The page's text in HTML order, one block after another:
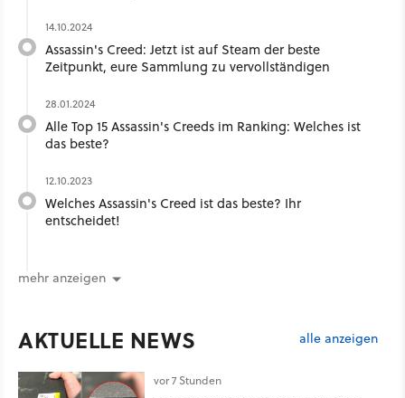
14.10.2024
Assassin's Creed: Jetzt ist auf Steam der beste
Zeitpunkt, eure Sammlung zu vervollständigen
28.01.2024
Alle Top 15 Assassin's Creeds im Ranking: Welches ist
das beste?
12.10.2023
Welches Assassin's Creed ist das beste? Ihr
entscheidet!
mehr anzeigen
AKTUELLE NEWS alle anzeigen
vor 7 Stunden